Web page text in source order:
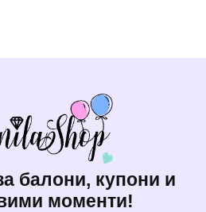
балони, купони и
моменти!